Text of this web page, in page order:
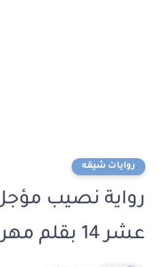
روايات شيقه
رواية نصيب
عشر 14 بقلم مهرائيل اشرف